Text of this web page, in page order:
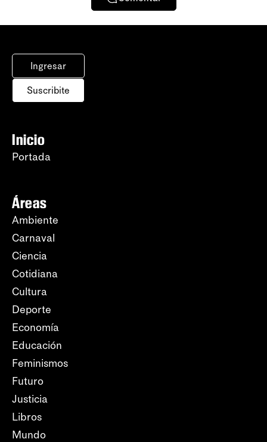
Ingresar
Suscribite
Inicio
Portada
Áreas
Ambiente
Carnaval
Ciencia
Cotidiana
Cultura
Deporte
Economía
Educación
Feminismos
Futuro
Justicia
Libros
Mundo